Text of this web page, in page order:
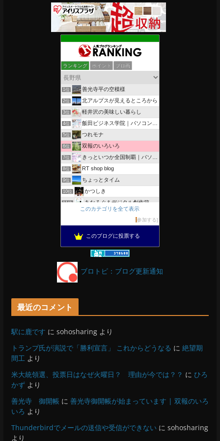
ランキング ポイント ブロ画
1位 善光寺平の空模様
2位 北アルプスが見えるところから
3位 軽井沢の美味しい暮らし
4位 飯田ビジネス学院｜パソコン、簿記、公共職業訓練と求職者支援
5位 つれモナ
6位 双報のいろいろ
7位 きっといつか全国制覇｜パソコン教室、簿記教室のスタッフブログ
8位 RT shop blog
9位 ちょっとタイム
10位 かつしき
11位 あなろぐ＆デジタル創作箱
軽井沢まったり生活 柴犬とともに
13位 がんばれ長野
のんびりいこうよ！
15位 OESセｴラ＆レイラ何気ない風景
このカテゴリを全て表示
参加する
このブログに投票する
ブロトピ：ブログ更新通知
最近のコメント
駅に鹿です に sohosharingより
トランプ氏が演説で「勝利宣言」 これからどうなる に 絶望期
間工 より
米大統領選、投票日はなぜ火曜日？ 理由が今では？？ に ひろ
かずより
善光寺 御開帳 に 善光寺御開帳が始まっています | 双報のいろ
いろ より
Thunderbirdでメールの送信や受信ができない に sohosharing
より